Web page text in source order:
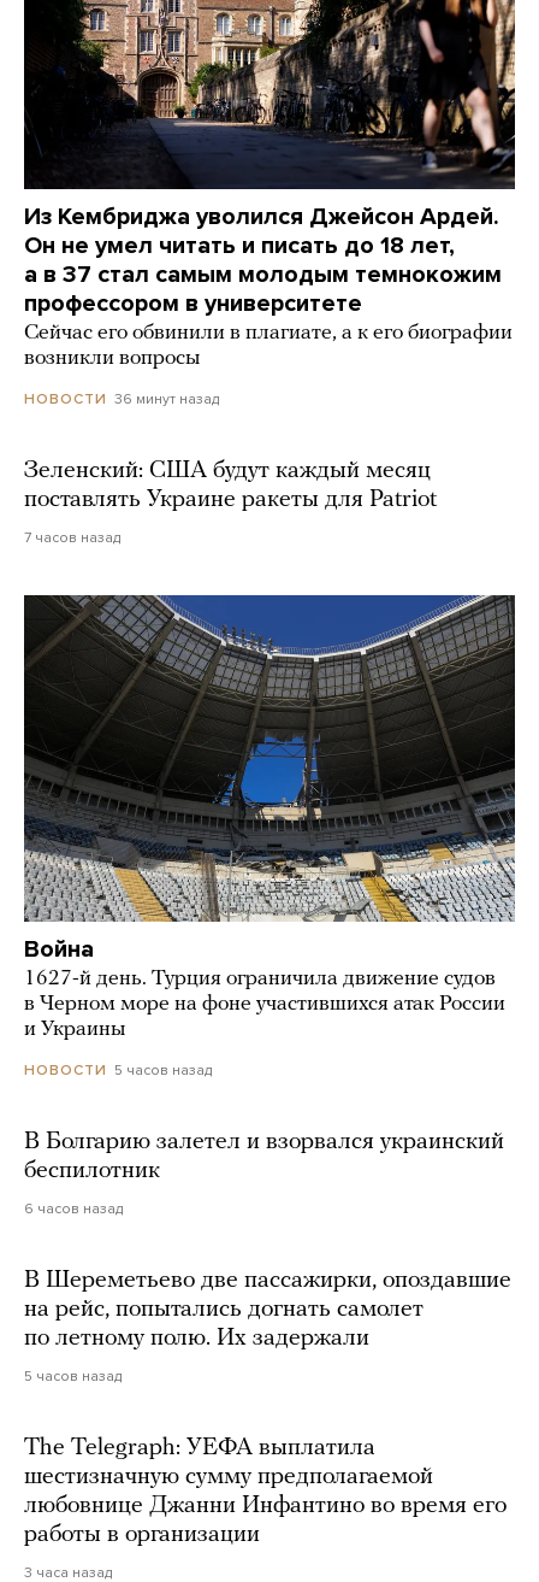
Из Кембриджа уволился Джейсон Ардей.
Он не умел читать и писать до 18 лет,
а в 37 стал самым молодым темнокожим
профессором в университете
Сейчас его обвинили в плагиате, а к его биографии
возникли вопросы
НОВОСТИ 36 минут назад
Зеленский: США будут каждый месяц
поставлять Украине ракеты для Patriot
7 часов назад
Война
1627-й день. Турция ограничила движение судов
в Черном море на фоне участившихся атак России
и Украины
НОВОСТИ 5 часов назад
В Болгарию залетел и взорвался украинский
беспилотник
6 часов назад
В Шереметьево две пассажирки, опоздавшие
на рейс, попытались догнать самолет
по летному полю. Их задержали
5 часов назад
The Telegraph: УЕФА выплатила
шестизначную сумму предполагаемой
любовнице Джанни Инфантино во время его
работы в организации
3 часа назад